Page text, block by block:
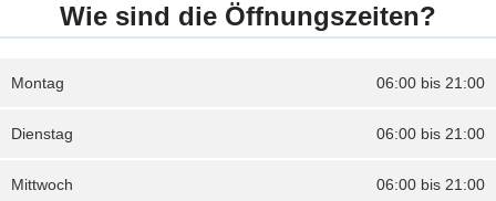
Wie sind die Öffnungszeiten?
06:00 bis 21:00
Montag
06:00 bis 21:00
Dienstag
06:00 bis 21:00
Mittwoch